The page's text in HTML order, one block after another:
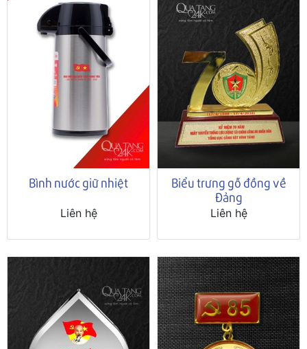
Bình nước giữ nhiệt
Liên hệ
Biểu trưng gỗ đồng về
Đảng
Liên hệ